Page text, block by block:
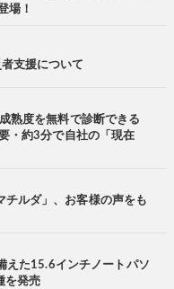
場！
支援について
熟度を無料で診断できる
・約3分で自社の「現在
チルダ」、お客様の声をも
えた15.6インチノートパソ
を発売